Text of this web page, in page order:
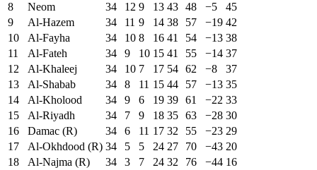
8
Neom 34 12 9 13 43 48 −5
45
9
Al-Hazem 34 11 9 14 38 57 −19 42
10
Al-Fayha 34 10 8 16 41 54 −13 38
11
Al-Fateh 34 9 10 15 41 55 −14 37
12
Al-Khaleej 34 10 7 17 54 62 −8
37
13
Al-Shabab 34 8 11 15 44 57 −13 35
14
Al-Kholood 34 9 6 19 39 61 −22 33
15
Al-Riyadh 34 7 9 18 35 63 −28 30
16
Damac (R) 34 6 11 17 32 55 −23 29
17
Al-Okhdood (R) 34 5 5 24 27 70 −43 20
18
Al-Najma (R) 34 3 7 24 32 76 −44 16